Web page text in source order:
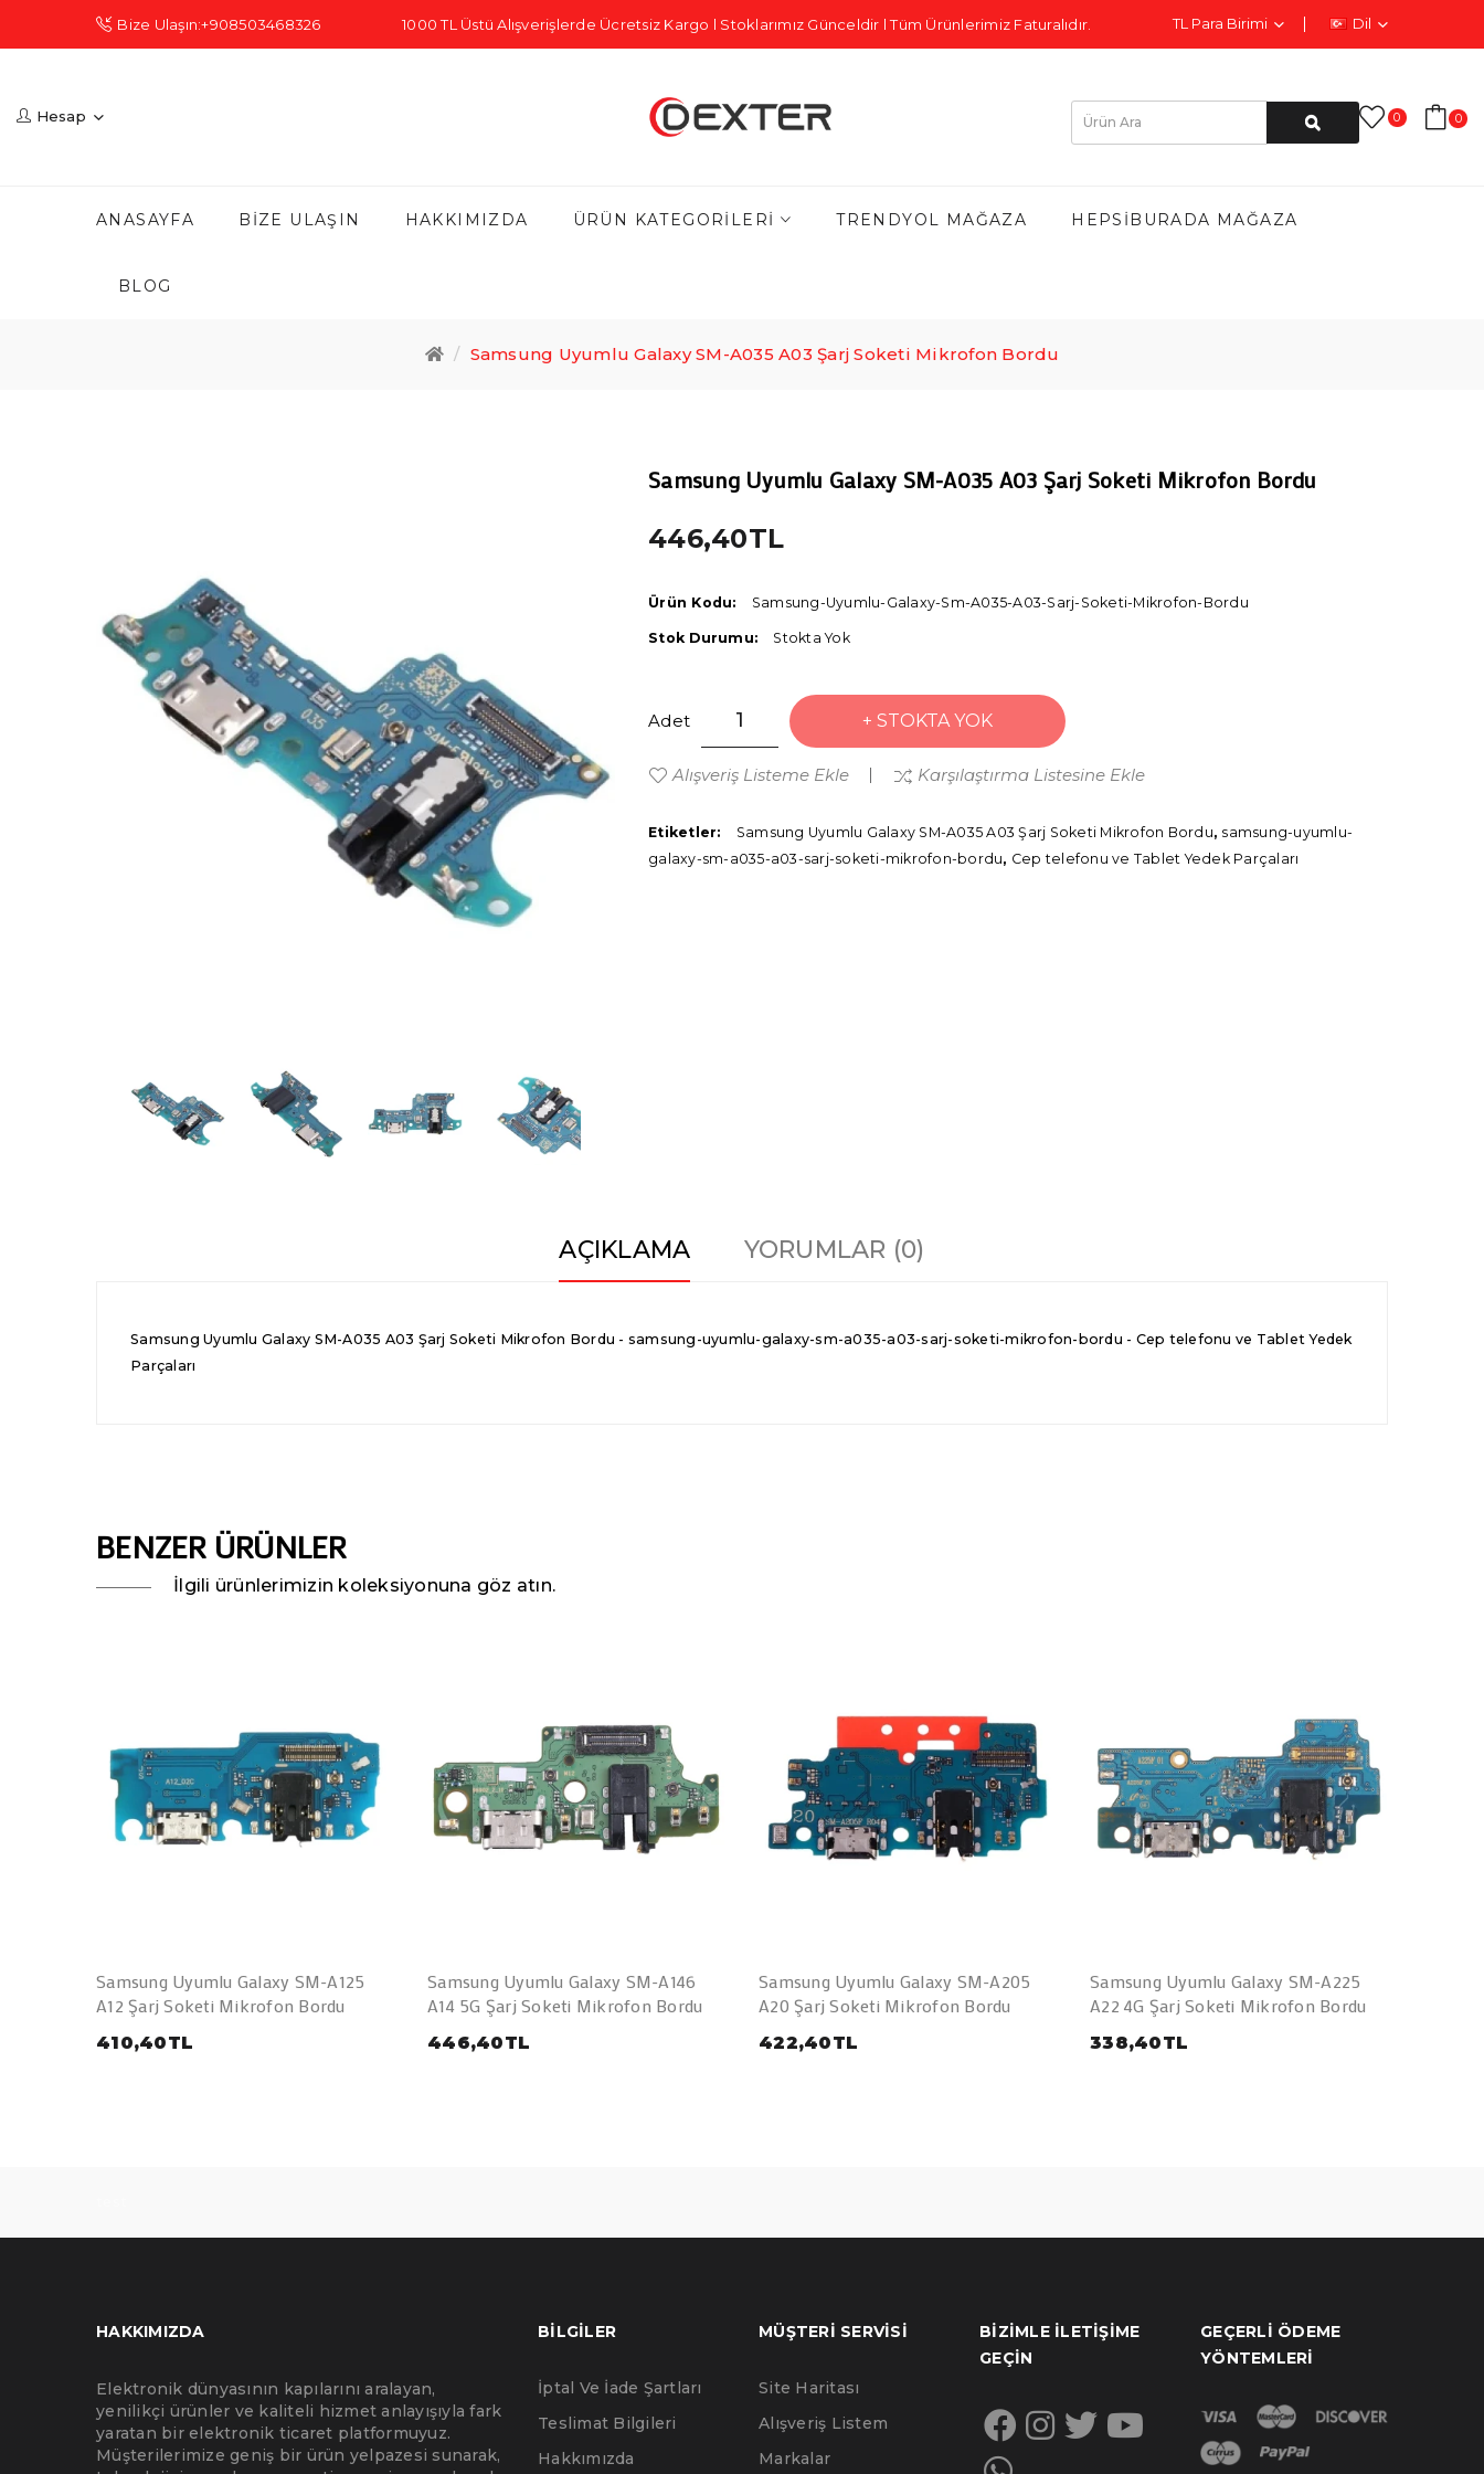
Bize Ulaşın:+908503468326 1000 TL Üstü Alışverişlerde Ücretsiz Kargo l Stoklarımız Günceldir l Tüm Ürünlerimiz Faturalıdır. TL Para Birimi Dil
Hesap 0 0
ANASAYFA BIZE ULAŞIN HAKKIMIZDA ÜRÜN KATEGORILERI TRENDYOL MAĞAZA HEPSIBURADA MAĞAZA
BLOG
Samsung Uyumlu Galaxy SM-A035 A03 Şarj Soketi Mikrofon Bordu
Samsung Uyumlu Galaxy SM-A035 A03 Şarj Soketi Mikrofon Bordu
446,40TL
Ürün Kodu: Samsung-Uyumlu-Galaxy-Sm-A035-A03-Sarj-Soketi-Mikrofon-Bordu
Stok Durumu: Stokta Yok
Adet STOKTA YOK
Alışveriş Listeme Ekle Karşılaştırma Listesine Ekle
Etiketler: Samsung Uyumlu Galaxy SM-A035 A03 Şarj Soketi Mikrofon Bordu, samsung-uyumlu-
galaxy-sm-a035-a03-sarj-soketi-mikrofon-bordu, Cep telefonu ve Tablet Yedek Parçaları
AÇIKLAMA YORUMLAR (0)
Samsung Uyumlu Galaxy SM-A035 A03 Şarj Soketi Mikrofon Bordu - samsung-uyumlu-galaxy-sm-a035-a03-sarj-soketi-mikrofon-bordu - Cep telefonu ve Tablet Yedek
Parçaları
BENZER ÜRÜNLER
İlgili ürünlerimizin koleksiyonuna göz atın.
Samsung Uyumlu Galaxy SM-A125
A12 Şarj Soketi Mikrofon Bordu
410,40TL
Samsung Uyumlu Galaxy SM-A146
A14 5G Şarj Soketi Mikrofon Bordu
446,40TL
Samsung Uyumlu Galaxy SM-A205
A20 Şarj Soketi Mikrofon Bordu
422,40TL
Samsung Uyumlu Galaxy SM-A225
A22 4G Şarj Soketi Mikrofon Bordu
338,40TL
HAKKIMIZDA
Elektronik dünyasının kapılarını aralayan,
yenilikçi ürünler ve kaliteli hizmet anlayışıyla fark
yaratan bir elektronik ticaret platformuyuz.
Müşterilerimize geniş bir ürün yelpazesi sunarak,
BILGILER
İptal Ve İade Şartları
Teslimat Bilgileri
Hakkımızda
MÜŞTERI SERVISI
Site Haritası
Alışveriş Listem
Markalar
BIZIMLE İLETIŞIME
GEÇIN
GEÇERLI ÖDEME
YÖNTEMLERI